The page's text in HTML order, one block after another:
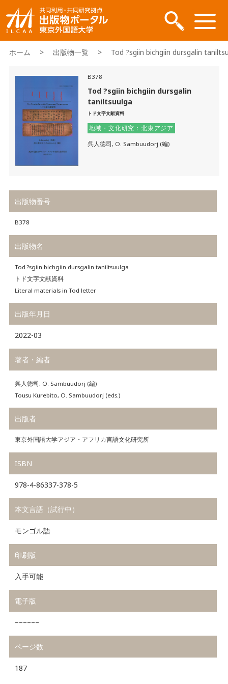
ホーム > 出版物一覧 > Tod ?sgiin bichgiin dursgalin
B378
Tod ?sgiin bichgiin dursgalin
taniltsuulga
トド文字文献資料
地域・文化研究：北東アジア
呉人徳司, O. Sambuudorj (編)
出版物番号
B378
出版物名
Tod ?sgiin bichgiin dursgalin taniltsuulga
トド文字文献資料
Literal materials in Tod letter
出版年月日
2022-03
著者・編者
呉人徳司, O. Sambuudorj (編)
Tousu Kurebito, O. Sambuudorj (eds.)
出版者
東京外国語大学アジア・アフリカ言語文化研究所
ISBN
978-4-86337-378-5
本文言語（試行中）
モンゴル語
印刷版
入手可能
電子版
––––––
ページ数
187